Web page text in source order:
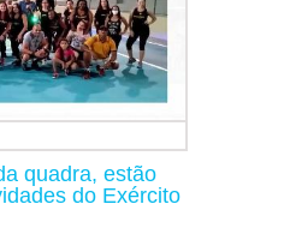
quadra, estão
do Exército